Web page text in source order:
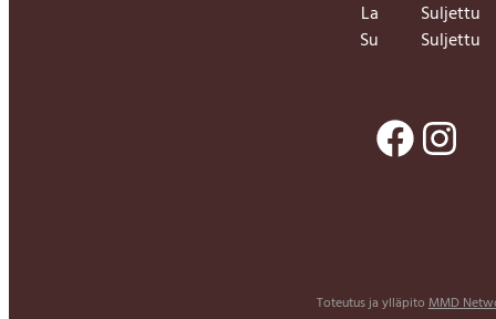
La
Suljettu
Su
Suljettu
Facebook Instagram
Toteutus ja ylläpitoMMD